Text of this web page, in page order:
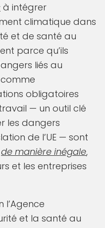
à intégrer
climatique dans
et de santé au
parce qu’ils
liés au
obligatoires
— un outil clé
les dangers
de l’UE — sont
de manière inégale,
et les entreprises
l’Agence
et la santé au